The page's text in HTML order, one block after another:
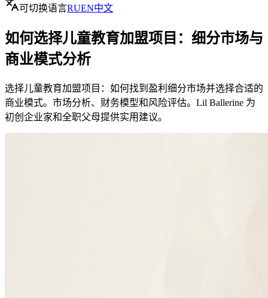
可切换语言RUEN中文
如何选择儿童教育加盟项目：细分市场与
商业模式分析
选择儿童教育加盟项目：如何找到盈利细分市场并选择合适的
商业模式。市场分析、财务模型和风险评估。Lil Ballerine 为
初创企业家和全职父母提供实用建议。